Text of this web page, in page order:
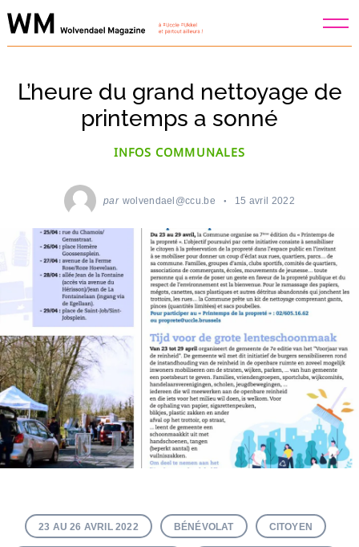
Skip
to
L’heure du grand nettoyage de
printemps a sonné
INFOS COMMUNALES
par wolvendael@ccu.be 15 avril 2022
23 AU 26 AVRIL 2022 BÉNÉVOLAT CITOYEN